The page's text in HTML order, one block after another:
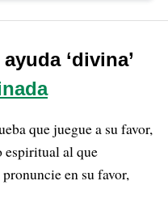
‘divina’
que juegue a su favor,
espiritual al que
en su favor,